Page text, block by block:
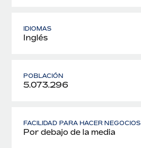
IDIOMAS
Inglés
POBLACIÓN
5.073.296
FACILIDAD PARA HACER NEGOCIOS
Por debajo de la media